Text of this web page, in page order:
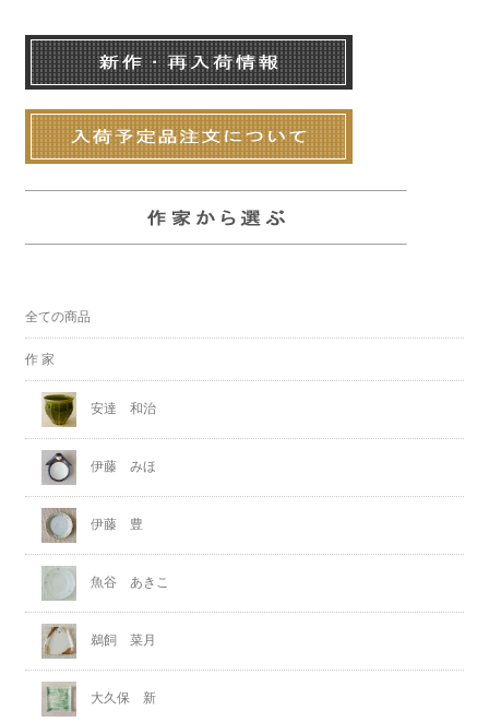
全ての商品
作 家
安達 和治
伊藤 みほ
伊藤 豊
魚谷 あきこ
鵜飼 菜月
大久保 新